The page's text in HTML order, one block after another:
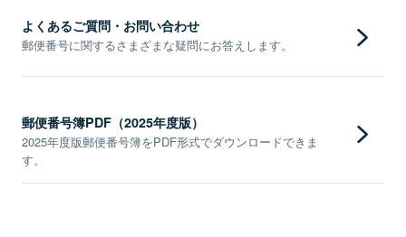
よくあるご質問・お問い合わせ
郵便番号に関するさまざまな疑問にお答えします。
郵便番号簿PDF（2025年度版）
2025年度版郵便番号簿をPDF形式でダウンロードできま
す。